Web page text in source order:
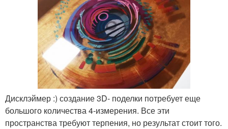
Дисклэймер :) создание 3D- поделки потребует еще
большого количества 4-измерения. Все эти
пространства требуют терпения, но результат стоит того.